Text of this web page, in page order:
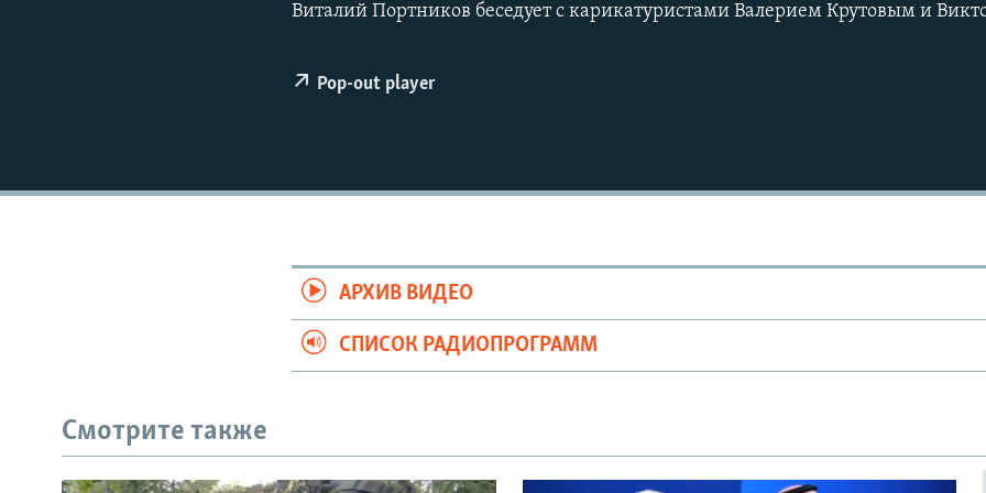
Виталий Портников беседует с карикатуристами Валерием Крутовым и
Pop-out player
АРХИВ ВИДЕО
СПИСОК РАДИОПРОГРАММ
Смотрите также